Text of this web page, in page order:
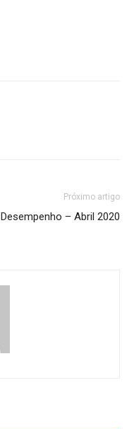
Próximo artigo
Desempenho – Abril 2020